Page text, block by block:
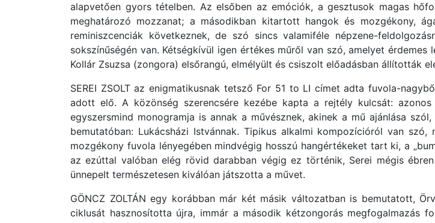
alapvetően gyors tételben. Az elsőben az emóciók, a gesztusok magas
meghatározó mozzanat; a másodikban kitartott hangok és mozgékony,
reminiszcenciák következnek, de szó sincs valamiféle népzene-
sokszínűségén van. Kétségkívül igen értékes műről van szó, amelyet
Kollár Zsuzsa (zongora) elsőrangú, elmélyült és csiszolt előadásban állították
SEREI ZSOLT az enigmatikusnak tetsző For 51 to LI címet adta fuvola-
adott elő. A közönség szerencsére kezébe kapta a rejtély kulcsát:
egyszersmind monogramja is annak a művésznek, akinek a mű ajánlása
bemutatóban: Lukácsházi Istvánnak. Tipikus alkalmi kompozícióról van
mozgékony fuvola lényegében mindvégig hosszú hangértékeket tart ki, a
az ezúttal valóban elég rövid darabban végig ez történik, Serei mégis
ünnepelt természetesen kiválóan játszotta a művet.
GÖNCZ ZOLTÁN egy korábban már két másik változatban is bemutatott,
ciklusát hasznosította újra, immár a második kétzongorás megfogalmazás